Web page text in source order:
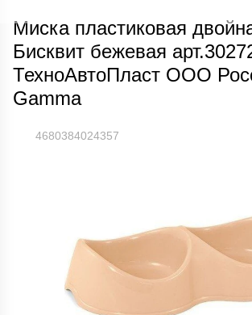
Миска пластиковая
Бисквит бежевая
ТехноАвтоПласт ООО
Gamma
4680384024357